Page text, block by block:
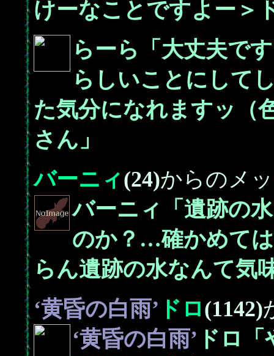
けーなことですよー＞
らーら「大丈夫で
らしいことにして
た気分になれますッ（
さん」
バーニィ(24)からのメ
バーニィ「遺跡の
のか？…確かめて
らん遺跡の水なんて気
‘黄昏の白雨’ ドロ(1142)
‘黄昏の白雨’ ドロ